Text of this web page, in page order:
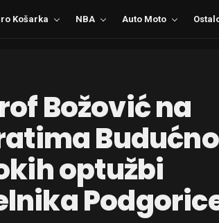
Košarka NBA Auto Moto
Božović na
optužbi